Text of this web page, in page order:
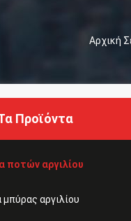
Αρχική
Προϊόντα
ποτών αργιλίου
μπύρας αργιλίου